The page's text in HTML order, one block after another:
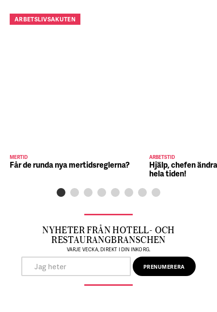
ARBETSLIVSAKUTEN
MERTID
Får de runda nya mertidsreglerna?
ARBETSTID
Hjälp, chefen
hela tiden!
NYHETER FRÅN HOTELL- OCH
RESTAURANGBRANSCHEN
VARJE VECKA, DIREKT I DIN INKORG.